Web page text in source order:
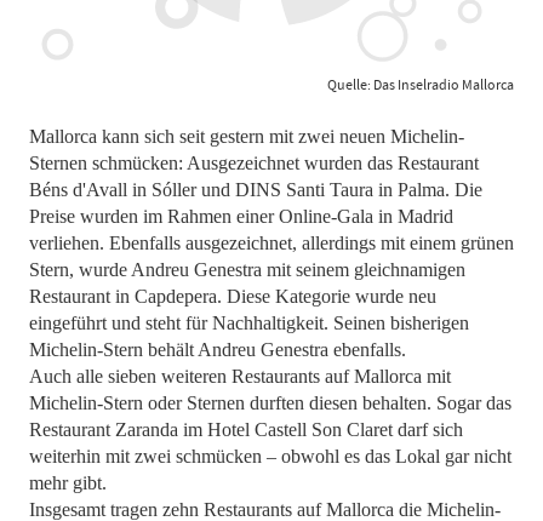
Quelle: Das Inselradio Mallorca
Mallorca kann sich seit gestern mit zwei neuen Michelin-
Sternen schmücken: Ausgezeichnet wurden das Restaurant
Béns d'Avall in Sóller und DINS Santi Taura in Palma. Die
Preise wurden im Rahmen einer Online-Gala in Madrid
verliehen. Ebenfalls ausgezeichnet, allerdings mit einem grünen
Stern, wurde Andreu Genestra mit seinem gleichnamigen
Restaurant in Capdepera. Diese Kategorie wurde neu
eingeführt und steht für Nachhaltigkeit. Seinen bisherigen
Michelin-Stern behält Andreu Genestra ebenfalls.
Auch alle sieben weiteren Restaurants auf Mallorca mit
Michelin-Stern oder Sternen durften diesen behalten. Sogar das
Restaurant Zaranda im Hotel Castell Son Claret darf sich
weiterhin mit zwei schmücken – obwohl es das Lokal gar nicht
mehr gibt.
Insgesamt tragen zehn Restaurants auf Mallorca die Michelin-